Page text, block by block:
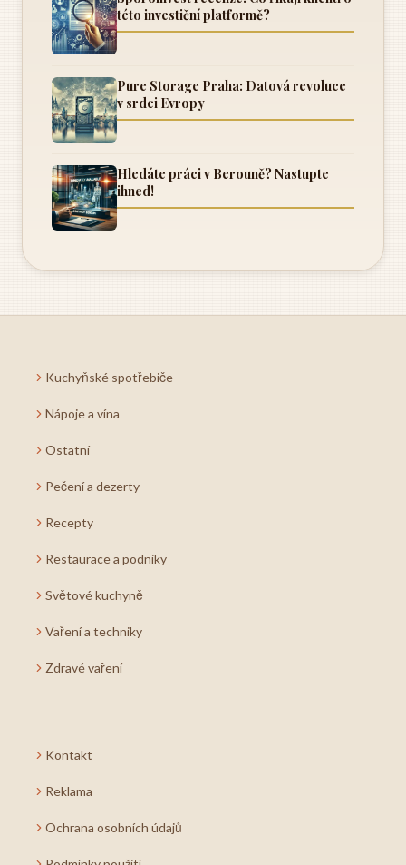
této investiční platformě?
Pure Storage Praha: Datová revoluce
v srdci Evropy
Hledáte práci v Berouně? Nastupte
ihned!
Kuchyňské spotřebiče
Nápoje a vína
Ostatní
Pečení a dezerty
Recepty
Restaurace a podniky
Světové kuchyně
Vaření a techniky
Zdravé vaření
Kontakt
Reklama
Ochrana osobních údajů